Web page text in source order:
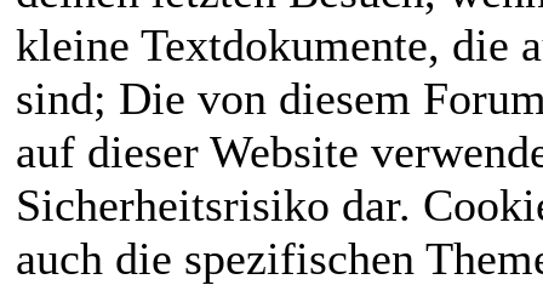
kleine Textdokumente, die
sind; Die von diesem
auf dieser Website
Sicherheitsrisiko dar.
auch die spezifischen